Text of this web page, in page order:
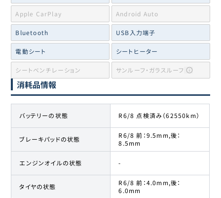
Apple CarPlay Android Auto
Bluetooth USB入力端子
電動シート シートヒーター
シートベンチレーション サンルーフ・ガラスルーフ
消耗品情報
バッテリーの状態 R6/8 点検済み（62550km）
ブレーキパッドの状態
R6/8 前：9.5mm,後：
8.5mm
エンジンオイルの状態 -
タイヤの状態
R6/8 前：4.0mm,後：
6.0mm